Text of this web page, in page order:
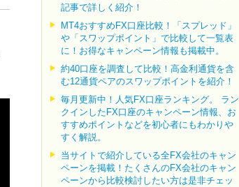
記事で詳しく紹介！
MT4おすすめFX口座比較！「スプレッド」
や「スワップポイント」で比較して一覧表
に！お得なキャンペーン情報も掲載中。
約40口座を調査して比較！高金利通貨を含
む12通貨ペアのスワップポイントを紹介！
毎月更新中！人気FX口座ランキング。 ラン
クインしたFX口座のキャンペーン情報、お
すすめポイントなどを初心者にもわかりや
すく解説。
当サイトで紹介している全FX会社のキャン
ペーンを掲載！たくさんのFX会社のキャン
ペーンから比較検討したい方は是非チェッ